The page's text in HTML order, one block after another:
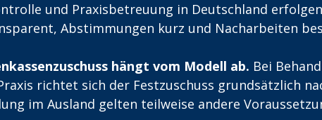
und Praxisbetreuung in Deutschland
Abstimmungen kurz und Nacharbeiten
hängt vom Modell ab. Bei
richtet sich der Festzuschuss grundsätzlich
im Ausland gelten teilweise andere